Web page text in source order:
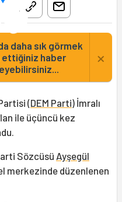
daha sık görmek
haber
×
(DEM Parti) İmralı
ile üçüncü kez
Sözcüsü Ayşegül
merkezinde düzenlenen